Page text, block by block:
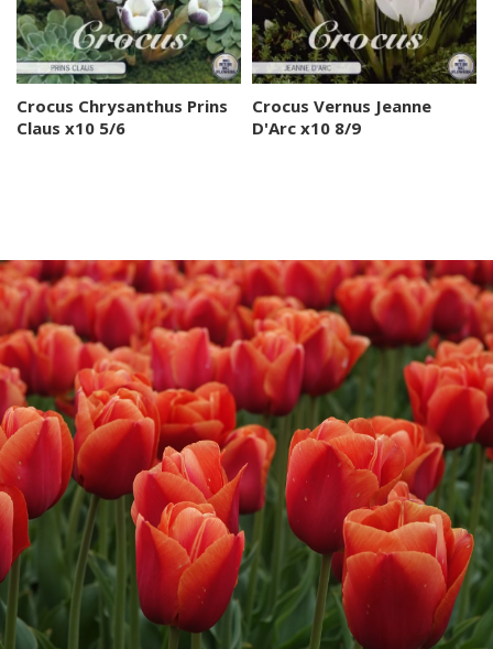
Crocus Chrysanthus Prins
Claus x10 5/6
Crocus Vernus Jeanne
D'Arc x10 8/9